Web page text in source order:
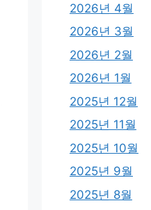
2026년 4월
2026년 3월
2026년 2월
2026년 1월
2025년 12월
2025년 11월
2025년 10월
2025년 9월
2025년 8월